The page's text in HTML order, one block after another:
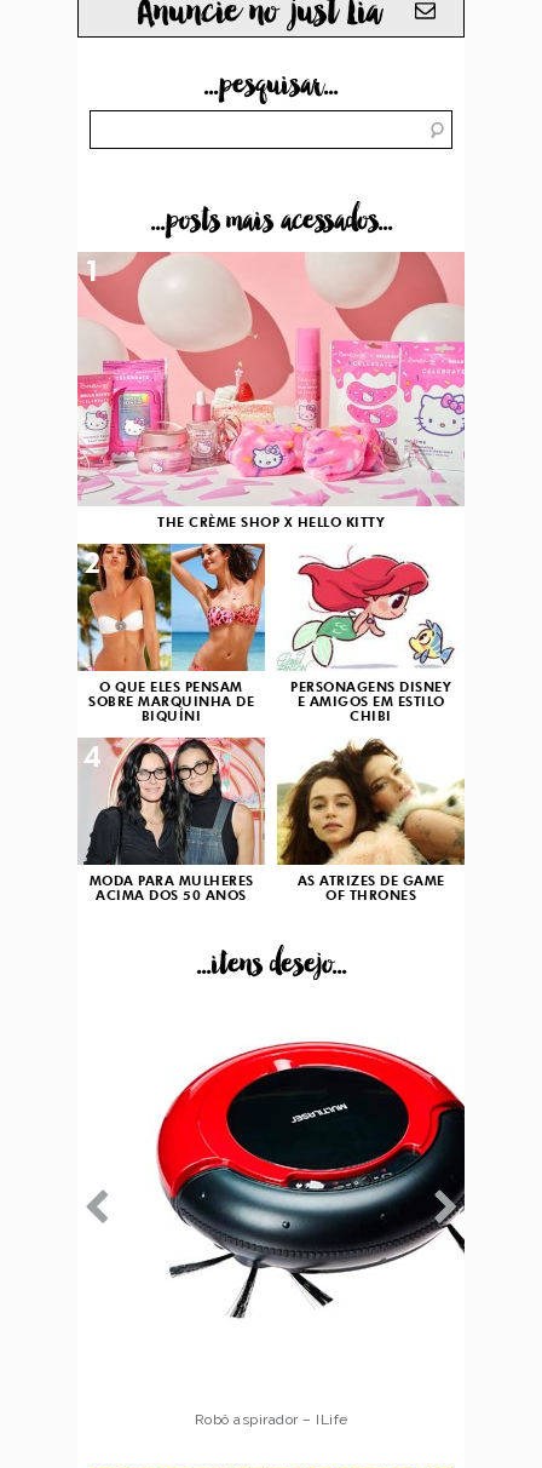
Anuncie no just Lia
...pesquisar...
...posts mais acessados...
THE CRÈME SHOP X HELLO KITTY
1
O QUE ELES PENSAM
SOBRE MARQUINHA DE
BIQUÍNI
2
PERSONAGENS DISNEY
E AMIGOS EM ESTILO
CHIBI
3
MODA PARA MULHERES
ACIMA DOS 50 ANOS
4
AS ATRIZES DE GAME
OF THRONES
...itens desejo...
Robô aspirador – Multilaser